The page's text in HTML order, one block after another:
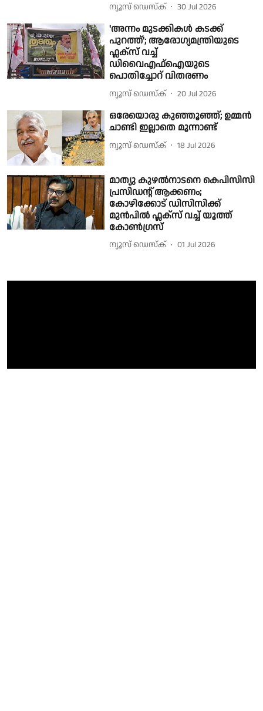
ന്യൂസ് ഡെസ്ക് 30 Jul 2026
'അന്നം മുടക്കികൾ കടക്ക്
പുറത്ത്'; ആരോഗ്യമന്ത്രിയുടെ
ഫ്ലക്സ് വച്ച്
ഡിവൈഎഫ്ഐയുടെ
പൊതിച്ചോറ് വിതരണം
ന്യൂസ് ഡെസ്ക് 20 Jul 2026
ഒരേയൊരു കുഞ്ഞൂഞ്ഞ്; ഉമ്മൻ
ചാണ്ടി ഇല്ലാതെ മൂന്നാണ്ട്
ന്യൂസ് ഡെസ്ക് 18 Jul 2026
മാത്യു കുഴൽനാടനെ കെപിസിസി
പ്രസിഡന്റ് ആക്കണം;
കോഴിക്കോട് ഡിസിസിക്ക്
മുൻപിൽ ഫ്ലക്സ് വച്ച് യൂത്ത്
കോൺഗ്രസ്
ന്യൂസ് ഡെസ്ക് 01 Jul 2026